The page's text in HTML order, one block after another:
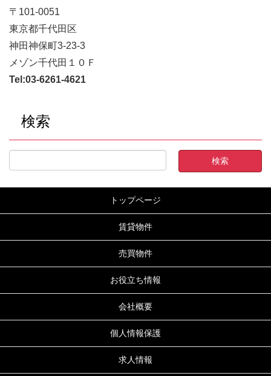
〒101-0051
東京都千代田区
神田神保町3-23-3
メゾン千代田１０Ｆ
Tel:03-6261-4621
検索
トップページ
賃貸物件
売買物件
お役立ち情報
会社概要
個人情報保護
求人情報